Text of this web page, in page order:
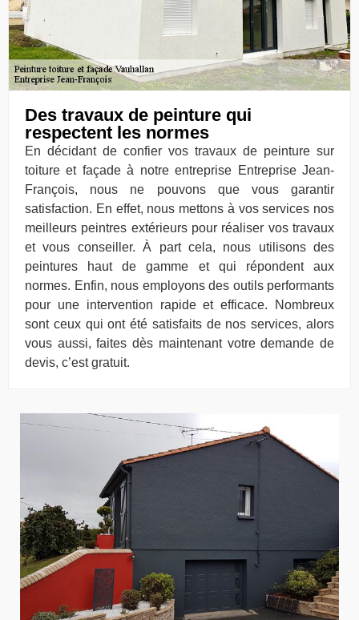
Des travaux de peinture qui
respectent les normes
En décidant de confier vos travaux de peinture sur
toiture et façade à notre entreprise Entreprise Jean-
François, nous ne pouvons que vous garantir
satisfaction. En effet, nous mettons à vos services nos
meilleurs peintres extérieurs pour réaliser vos travaux
et vous conseiller. À part cela, nous utilisons des
peintures haut de gamme et qui répondent aux
normes. Enfin, nous employons des outils performants
pour une intervention rapide et efficace. Nombreux
sont ceux qui ont été satisfaits de nos services, alors
vous aussi, faites dès maintenant votre demande de
devis, c’est gratuit.